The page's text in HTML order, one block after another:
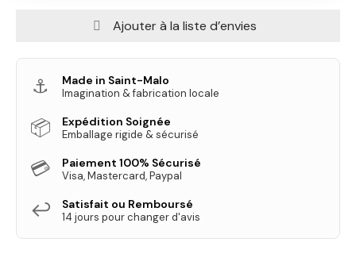
Ajouter à la liste d’envies
⚓ Made in Saint-Malo
Imagination & fabrication locale
📦 Expédition Soignée
Emballage rigide & sécurisé
💳 Paiement 100% Sécurisé
Visa, Mastercard, Paypal
↩️ Satisfait ou Remboursé
14 jours pour changer d'avis